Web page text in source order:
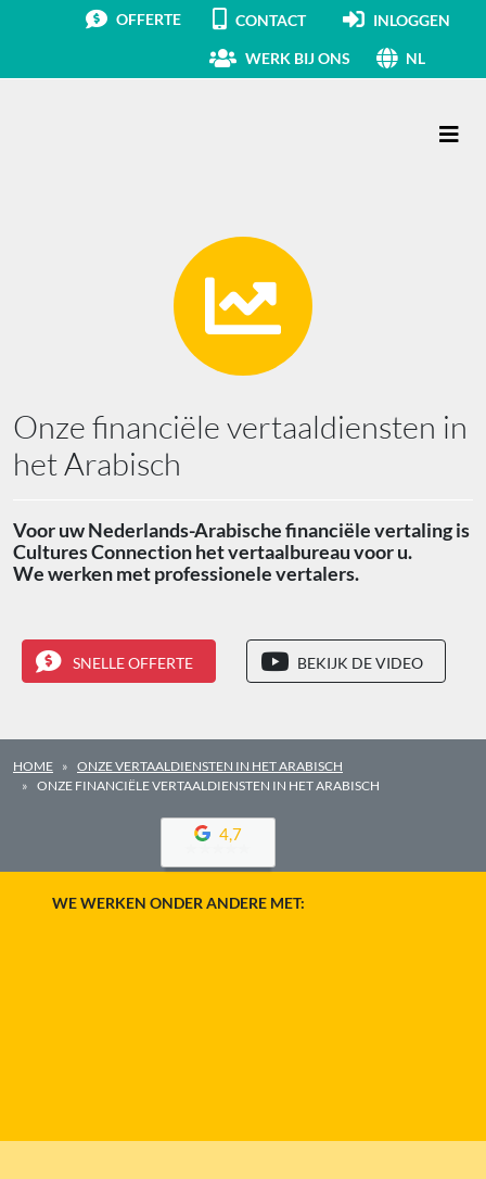
OFFERTE CONTACT INLOGGEN
WERK BIJ ONS NL
Onze financiële vertaaldiensten in
het Arabisch
Voor uw Nederlands-Arabische financiële vertaling is
Cultures Connection het vertaalbureau voor u.
We werken met professionele vertalers.
SNELLE OFFERTE BEKIJK DE VIDEO
HOME
ONZE VERTAALDIENSTEN IN HET ARABISCH
ONZE FINANCIËLE VERTAALDIENSTEN IN HET ARABISCH
4,7
WE WERKEN ONDER ANDERE MET: